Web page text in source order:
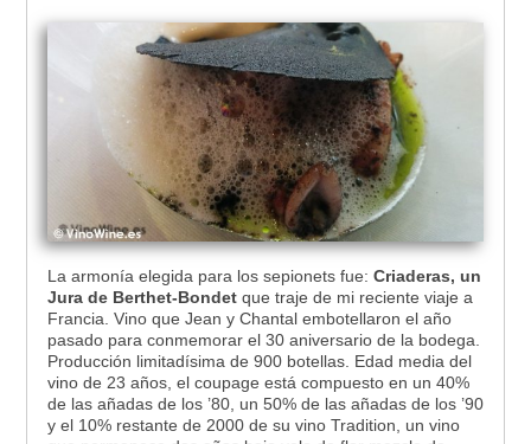
La armonía elegida para los sepionets fue: Criaderas, un
Jura de Berthet-Bondetque traje de mi reciente viaje a
Francia. Vino que Jean y Chantal embotellaron el año
pasado para conmemorar el 30 aniversario de la bodega.
Producción limitadísima de 900 botellas. Edad media del
vino de 23 años, el coupage está compuesto en un 40%
de las añadas de los ’80, un 50% de las añadas de los ’90
y el 10% restante de 2000 de su vino Tradition, un vino